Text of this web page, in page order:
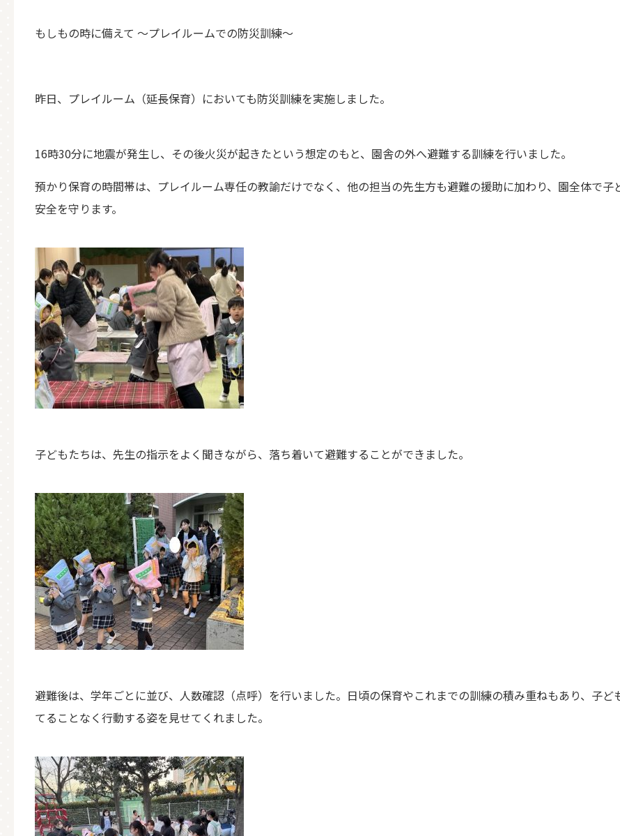
もしもの時に備えて 〜プレイルームでの防災訓練〜
昨日、プレイルーム（延長保育）においても防災訓練を実施しました。
16時30分に地震が発生し、その後火災が起きたという想定のもと、園舎の外へ避難する訓練を行いました。
預かり保育の時間帯は、プレイルーム専任の教諭だけでなく、他の担当の先生方も避難の援助に加わり、園全体で子
安全を守ります。
子どもたちは、先生の指示をよく聞きながら、落ち着いて避難することができました。
避難後は、学年ごとに並び、人数確認（点呼）を行いました。日頃の保育やこれまでの訓練の積み重ねもあり、子ど
てることなく行動する姿を見せてくれました。